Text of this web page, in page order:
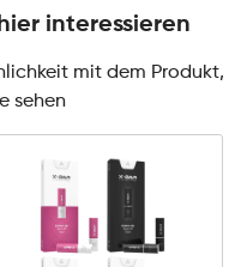
interessieren
mit dem Produkt,
sehen